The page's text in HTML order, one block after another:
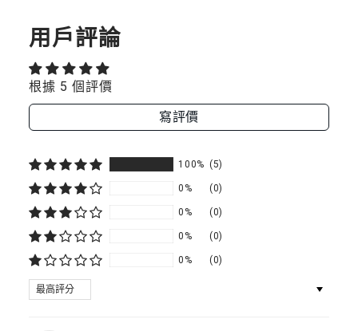
（M
MagSafe）
用戶評論
根據 5 個評價
寫評價
100% (5)
0% (0)
0% (0)
0% (0)
0% (0)
SORT BY